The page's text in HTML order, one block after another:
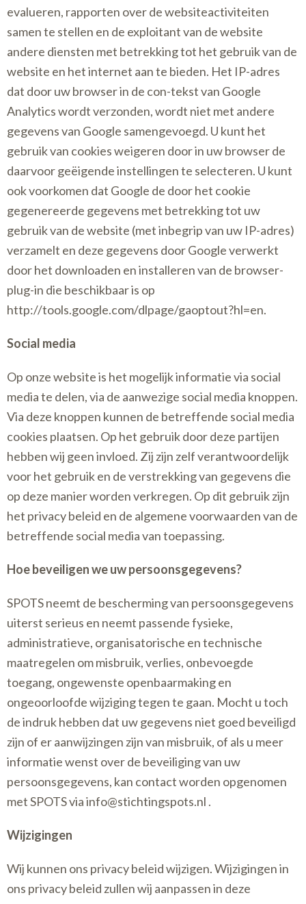
evalueren, rapporten over de websiteactiviteiten
samen te stellen en de exploitant van de website
andere diensten met betrekking tot het gebruik van de
website en het internet aan te bieden. Het IP-adres
dat door uw browser in de con-tekst van Google
Analytics wordt verzonden, wordt niet met andere
gegevens van Google samengevoegd. U kunt het
gebruik van cookies weigeren door in uw browser de
daarvoor geëigende instellingen te selecteren. U kunt
ook voorkomen dat Google de door het cookie
gegenereerde gegevens met betrekking tot uw
gebruik van de website (met inbegrip van uw IP-adres)
verzamelt en deze gegevens door Google verwerkt
door het downloaden en installeren van de browser-
plug-in die beschikbaar is op
http://tools.google.com/dlpage/gaoptout?hl=en.
Social media
Op onze website is het mogelijk informatie via social
media te delen, via de aanwezige social media knoppen.
Via deze knoppen kunnen de betreffende social media
cookies plaatsen. Op het gebruik door deze partijen
hebben wij geen invloed. Zij zijn zelf verantwoordelijk
voor het gebruik en de verstrekking van gegevens die
op deze manier worden verkregen. Op dit gebruik zijn
het privacy beleid en de algemene voorwaarden van de
betreffende social media van toepassing.
Hoe beveiligen we uw persoonsgegevens?
SPOTS neemt de bescherming van persoonsgegevens
uiterst serieus en neemt passende fysieke,
administratieve, organisatorische en technische
maatregelen om misbruik, verlies, onbevoegde
toegang, ongewenste openbaarmaking en
ongeoorloofde wijziging tegen te gaan. Mocht u toch
de indruk hebben dat uw gegevens niet goed beveiligd
zijn of er aanwijzingen zijn van misbruik, of als u meer
informatie wenst over de beveiliging van uw
persoonsgegevens, kan contact worden opgenomen
met SPOTS via info@stichtingspots.nl .
Wijzigingen
Wij kunnen ons privacy beleid wijzigen. Wijzigingen in
ons privacy beleid zullen wij aanpassen in deze